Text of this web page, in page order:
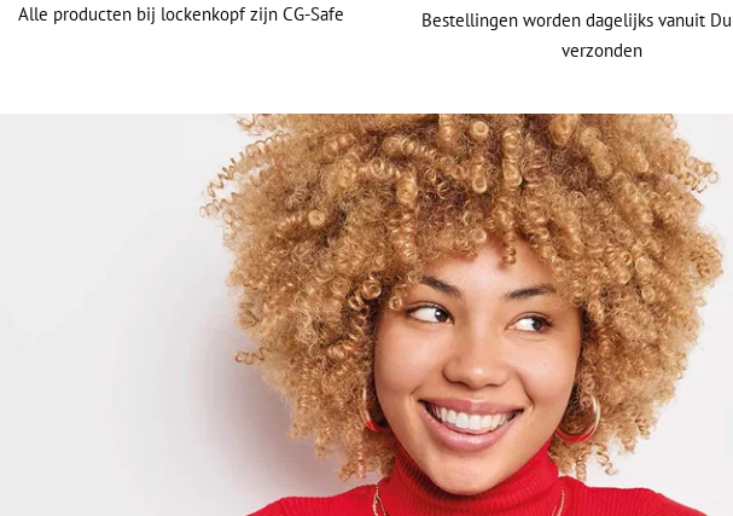
Alle producten bij lockenkopf zijn CG-Safe
Bestellingen worden dagelijks vanuit
verzonden